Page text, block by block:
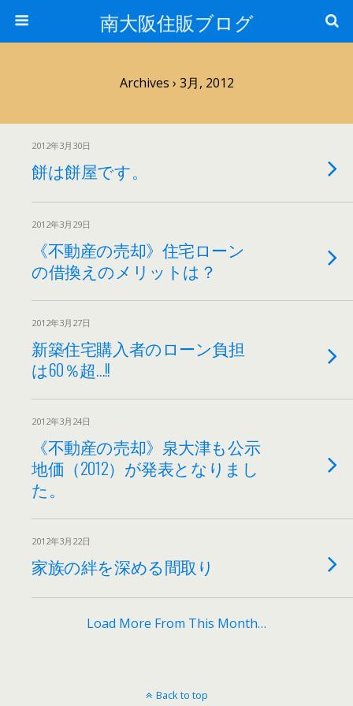
南大阪住販ブログ
Archives › 3月, 2012
2012年3月30日
餅は餅屋です。
2012年3月29日
《不動産の売却》住宅ローン
の借換えのメリットは？
2012年3月27日
新築住宅購入者のローン負担
は60％超…!!
2012年3月24日
《不動産の売却》泉大津も公示
地価（2012）が発表となりまし
た。
2012年3月22日
家族の絆を深める間取り
Load More From This Month…
Back to top